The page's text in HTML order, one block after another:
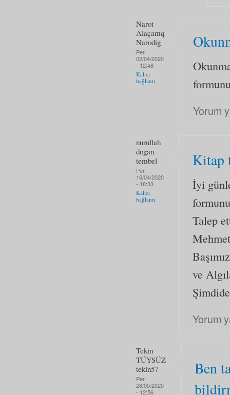
Narot
Alaçamq
Narodig
Per,
02/04/2020
- 12:48
Kalıcı
bağlantı
Yorum
nurullah
dogan
tembel
Per,
16/04/2020
- 18:33
Kalıcı
bağlantı
Kitap
İyi
Talep
ve
Yorum
Tekin
TÜYSÜZ
tekin57
Per,
28/05/2020
- 12:56
Ben